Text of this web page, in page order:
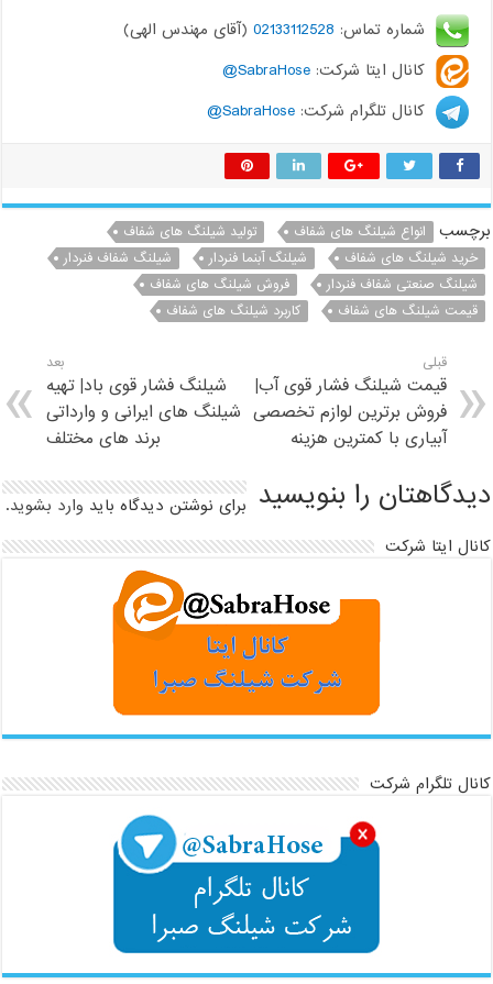
شماره تماس: 02133112528 (آقای مهندس الهی)
کانال ایتا شرکت:SabraHose@
کانال تلگرام شرکت:SabraHose@
برچسب انواع شیلنگ های شفاف
تولید شیلنگ های شفاف
خرید شیلنگ های شفاف
شیلنگ آبنما فنردار
شیلنگ شفاف فنردار
شیلنگ صنعتی شفاف فنردار
فروش شیلنگ های شفاف
قیمت شیلنگ های شفاف
کاربرد شیلنگ های شفاف
قبلی
قیمت شیلنگ فشار قوی آب|
فروش برترین لوازم تخصصی
آبیاری با کمترین هزینه
بعد
شیلنگ فشار قوی باد| تهیه
شیلنگ های ایرانی و وارداتی
برند های مختلف
دیدگاهتان را بنویسید برای نوشتن دیدگاه باید وارد بشوید.
کانال ایتا شرکت
کانال تلگرام شرکت